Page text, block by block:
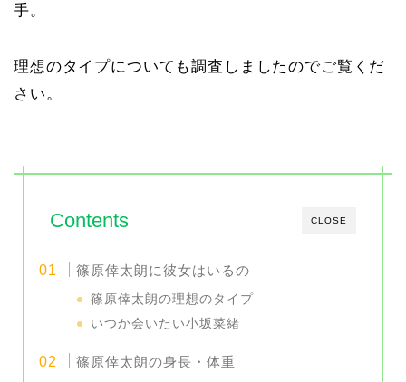
手。
理想のタイプについても調査しましたのでご覧くだ
さい。
CLOSE
Contents
篠原倖太朗に彼女はいるの
篠原倖太朗の理想のタイプ
いつか会いたい小坂菜緒
篠原倖太朗の身長・体重